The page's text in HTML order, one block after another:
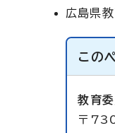
広島県
この
教育
〒